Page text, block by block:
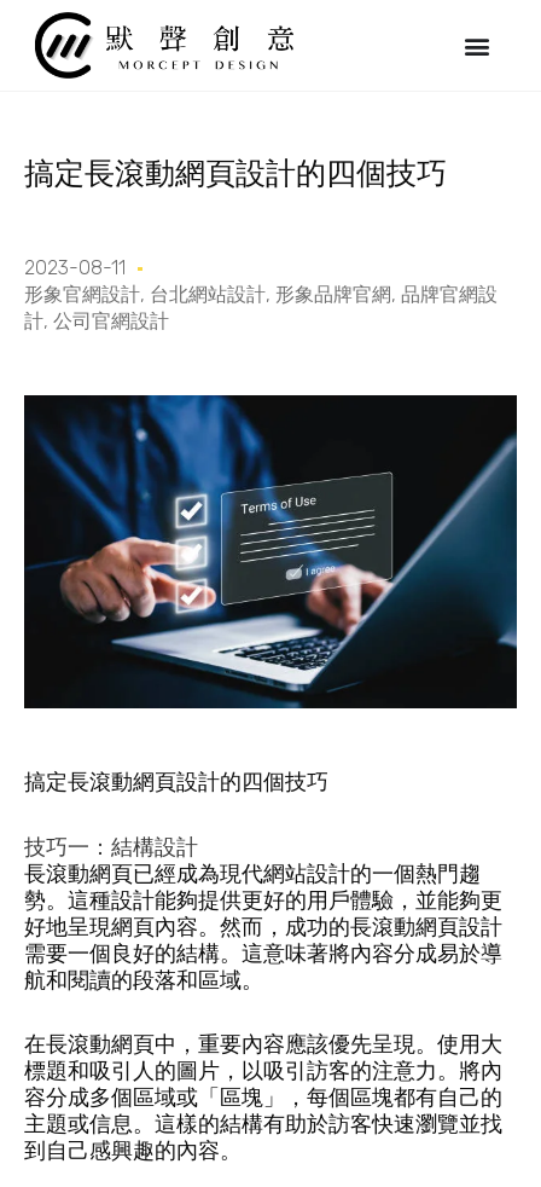
搞定長滾動網頁設計的四個技巧
2023-08-11
形象官網設計, 台北網站設計, 形象品牌官網, 品牌官網設
計, 公司官網設計
搞定長滾動網頁設計的四個技巧
技巧一：結構設計
長滾動網頁已經成為現代網站設計的一個熱門趨
勢。這種設計能夠提供更好的用戶體驗，並能夠更
好地呈現網頁內容。然而，成功的長滾動網頁設計
需要一個良好的結構。這意味著將內容分成易於導
航和閱讀的段落和區域。
在長滾動網頁中，重要內容應該優先呈現。使用大
標題和吸引人的圖片，以吸引訪客的注意力。將內
容分成多個區域或「區塊」，每個區塊都有自己的
主題或信息。這樣的結構有助於訪客快速瀏覽並找
到自己感興趣的內容。